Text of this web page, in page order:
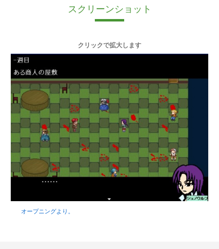
スクリーンショット
クリックで拡大します
オープニングより。